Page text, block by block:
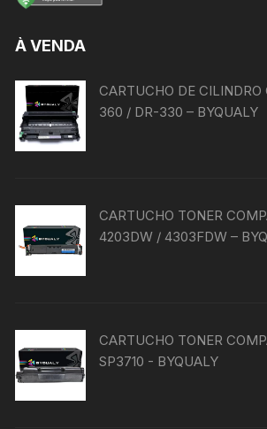
À VENDA
CARTUCHO DE
360 / DR-330 – BYQUALY
CARTUCHO TONER
4203DW / 4303FDW –
CARTUCHO TONER
SP3710 - BYQUALY